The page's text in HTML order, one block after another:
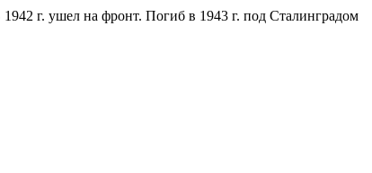
г. ушел на фронт. Погиб в 1943 г. под Сталинградом